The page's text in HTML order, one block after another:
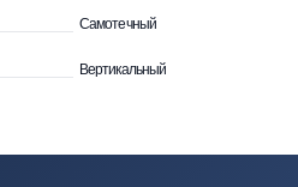
Самотечный
Вертикальный